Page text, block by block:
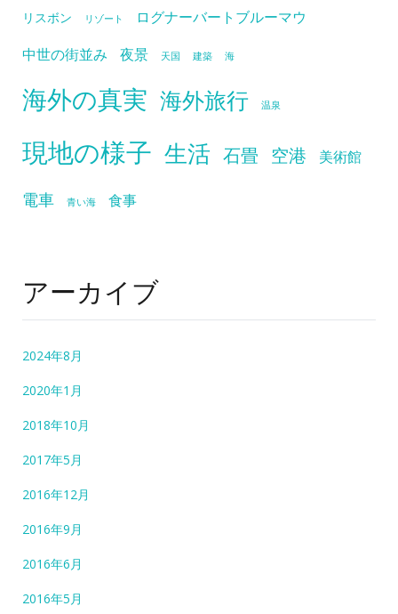
リスボン リゾート
ログナーバートブルーマウ
中世の街並み
夜景 天国 建築 海
海外の真実 海外旅行 温泉
現地の様子 生活 石畳 空港 美術館
電車 青い海 食事
アーカイブ
2024年8月
2020年1月
2018年10月
2017年5月
2016年12月
2016年9月
2016年6月
2016年5月